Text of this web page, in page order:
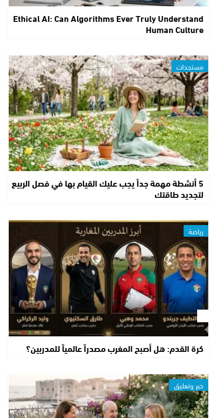
Ethical AI: Can Algorithms Ever Truly Understand
Human Culture
مستجدات
5 أنشطة مهمة جداً يجب عليك القيام بها في فصل الربيع
لتجديد طاقتك
رياضة
كرة القدم: هل أصبح المغرب مصدراً عالمياً للمدربين؟
خبر وتعليق